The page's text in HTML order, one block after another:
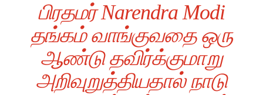
பிரதமர் Narendra Modi
தங்கம் வாங்குவதை ஒரு
ஆண்டு தவிர்க்குமாறு
அறிவுறுத்தியதால் நாடு